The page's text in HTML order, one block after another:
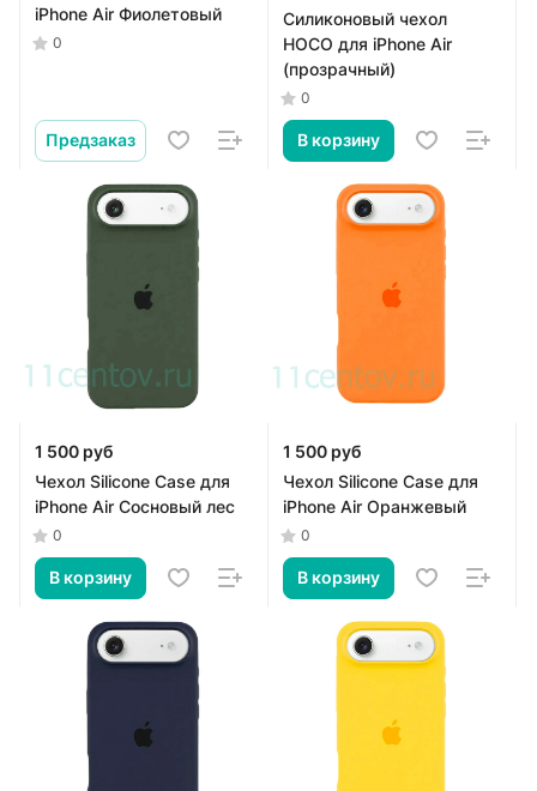
iPhone Air Фиолетовый
0
Предзаказ
Силиконовый чехол
HOCO для iPhone Air
(прозрачный)
0
В корзину
1 500 руб
Чехол Silicone Case для
iPhone Air Сосновый лес
0
В корзину
1 500 руб
Чехол Silicone Case для
iPhone Air Оранжевый
0
В корзину